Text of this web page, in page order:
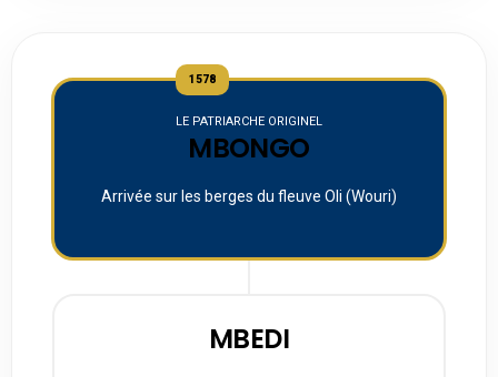
1578
LE PATRIARCHE ORIGINEL
MBONGO
Arrivée sur les berges du fleuve Oli (Wouri)
MBEDI